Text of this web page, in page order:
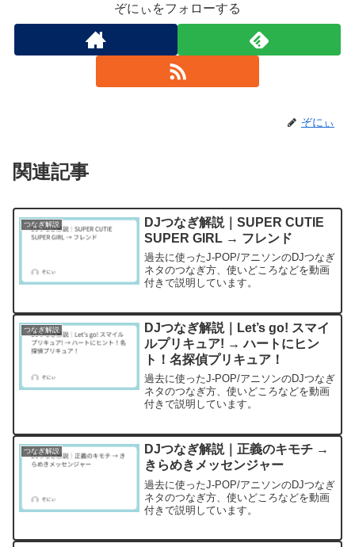
ぞにぃをフォローする
ぞにぃ
関連記事
つなぎ解説
DJつなぎ解説｜SUPER CUTIE
SUPER GIRL → フレンド
過去に使ったJ-POP/アニソンのDJつなぎ
ネタのつなぎ方、使いどころなどを動画
付きで説明しています。
つなぎ解説
DJつなぎ解説｜Let’s go! スマイ
ルプリキュア! → ハートにヒン
ト！名探偵プリキュア！
過去に使ったJ-POP/アニソンのDJつなぎ
ネタのつなぎ方、使いどころなどを動画
付きで説明しています。
つなぎ解説
DJつなぎ解説｜正義のキモチ →
きらめきメッセンジャー
過去に使ったJ-POP/アニソンのDJつなぎ
ネタのつなぎ方、使いどころなどを動画
付きで説明しています。